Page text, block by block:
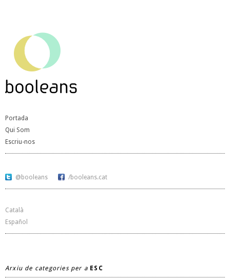
Portada
Qui Som
Escriu-nos
@booleans /booleans.cat
Català
Español
Arxiu de categories per a ESC